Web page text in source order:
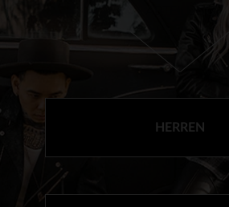
HERREN